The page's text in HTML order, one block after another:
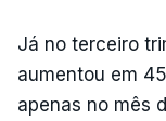
Já no terceiro
aumentou em
apenas no mês